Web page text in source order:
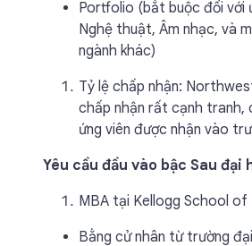
Portfolio (bắt buộc đối với
Nghệ thuật, Âm nhạc, và
ngành khác)
Tỷ lệ chấp nhận:
chấp nhận rất cạnh tranh,
ứng viên được nhận vào
Yêu cầu đầu vào bậc Sau đại
MBA tại Kellogg School of
Bằng cử nhân từ trường